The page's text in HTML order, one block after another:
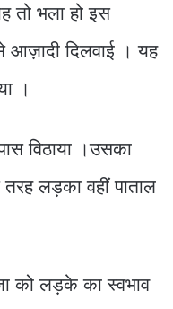
तो भला हो इस
आज़ादी दिलवाई । यह
।
विठाया ।उसका
लड़का वहीं पाताल
को लड़के का स्वभाव